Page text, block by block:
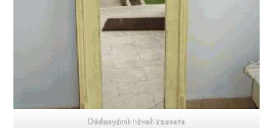
Dédanyáink távoli üzenete